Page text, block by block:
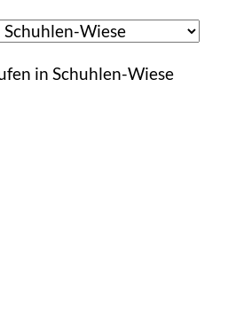
in Schuhlen-Wiese